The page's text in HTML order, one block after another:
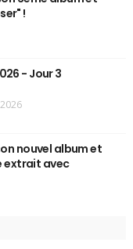
!
- Jour 3
nouvel album et
extrait avec